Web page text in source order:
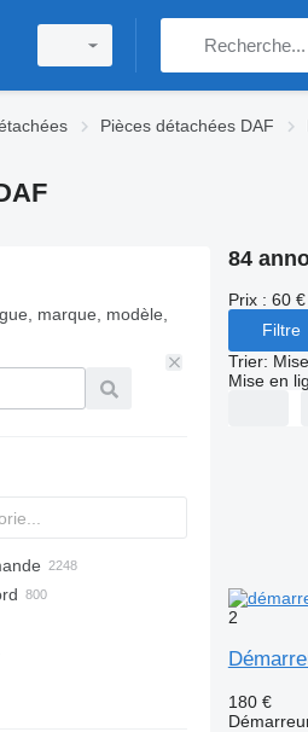
Pièces détachées DAF
marque, modèle,
84
Prix : 60
Filtre
Trier:
Mise en
2
180 €